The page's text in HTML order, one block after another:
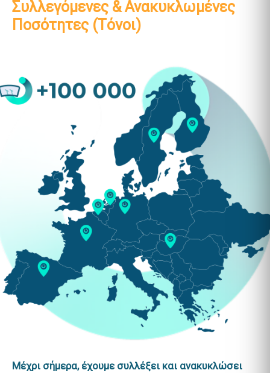
Συλλεγόμενες & Ανακυκλωμένες
Ποσότητες (Τόνοι)
Μέχρι σήμερα, έχουμε συλλέξει και ανακυκλώσει